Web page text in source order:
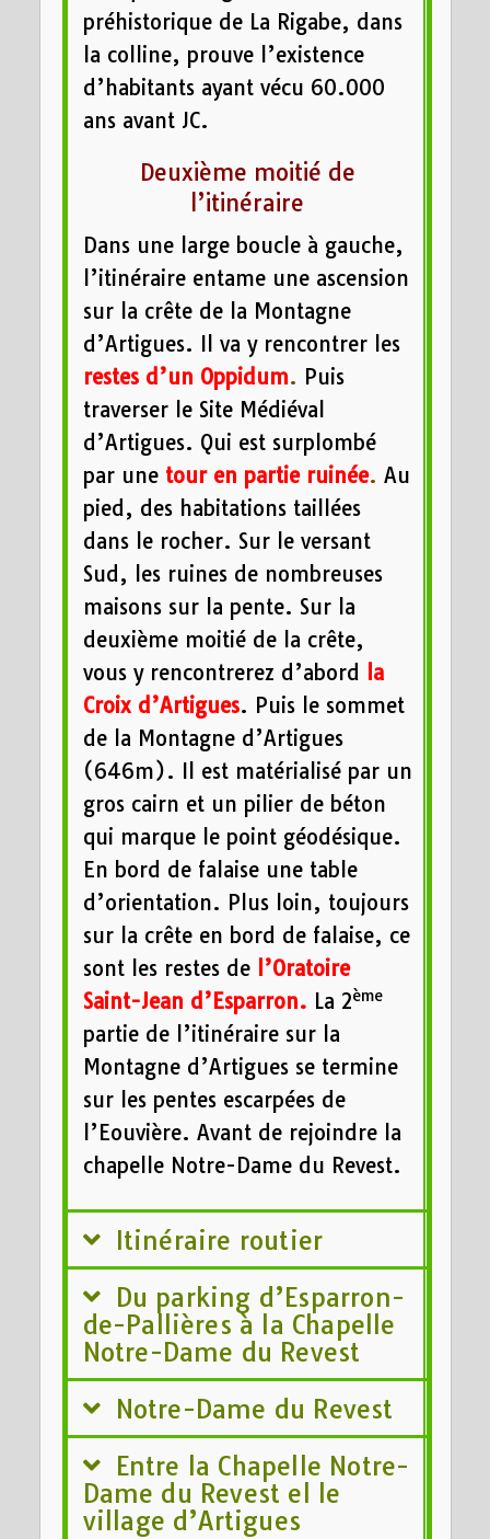
préhistorique de La Rigabe, dans
la colline, prouve l’existence
d’habitants ayant vécu 60.000
ans avant JC.
Deuxième moitié de
l’itinéraire
Dans une large boucle à gauche,
l’itinéraire entame une ascension
sur la crête de la Montagne
d’Artigues. Il va y rencontrer les
restes d’un Oppidum. Puis
traverser le Site Médiéval
d’Artigues. Qui est surplombé
par unetour en partie ruinée. Au
pied, des habitations taillées
dans le rocher. Sur le versant
Sud, les ruines de nombreuses
maisons sur la pente. Sur la
deuxième moitié de la crête,
vous y rencontrerez d’abord la
Croix d’Artigues. Puis le sommet
de la Montagne d’Artigues
(646m). Il est matérialisé par un
gros cairn et un pilier de béton
qui marque le point géodésique.
En bord de falaise une table
d’orientation. Plus loin, toujours
sur la crête en bord de falaise, ce
sont les restes del’Oratoire
Saint-Jean d’Esparron. La 2ème
partie de l’itinéraire sur la
Montagne d’Artigues se termine
sur les pentes escarpées de
l’Eouvière. Avant de rejoindre la
chapelle Notre-Dame du Revest.
Itinéraire routier
Du parking d’Esparron-
de-Pallières à la Chapelle
Notre-Dame du Revest
Notre-Dame du Revest
Entre la Chapelle Notre-
Dame du Revest el le
village d’Artigues